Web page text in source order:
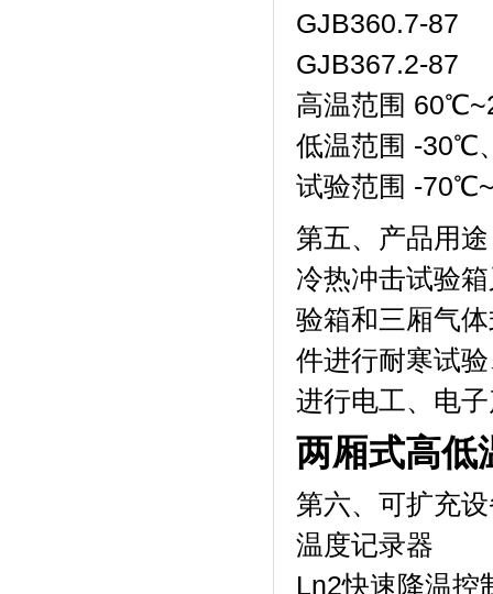
GJB360.7-87
GJB367.2-87
高温范围
低温范围 -
试验范围 -
第五、产品用途
冷热冲击试验箱
验箱和三厢气体
件进行耐寒试验
进行电工、电
两厢式高低
第六、可扩充
温度记录器
Ln2快速降温控